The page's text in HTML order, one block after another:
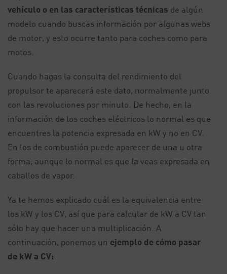
vehículo o en las características técnicas de algún
modelo cuando buscas información por algunas webs
de motor, y esto ocurre tanto para coches como para
motos.
Cuando hagas la consulta del rendimiento del
propulsor te aparecerá este dato, normalmente junto
con las revoluciones por minuto. De hecho, en la
información de los coches eléctricos lo normal es que
encuentres la potencia expresada en kW y no en CV.
En los de combustión puede aparecer de una u otra
forma, aunque lo normal es que la veas expresada en
caballos de vapor.
Ya te hemos explicado cuál es la equivalencia entre
los kW y los CV, así que para calcular de kW a CV tan
sólo hay que hacer una multiplicación. A
continuación, ponemos un ejemplo de cómo pasar
de kW a CV: